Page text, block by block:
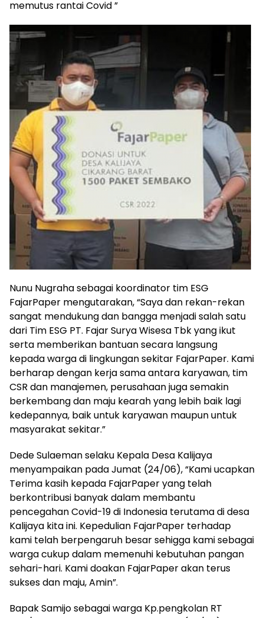
memutus rantai Covid ”
Nunu Nugraha sebagai koordinator tim ESG
FajarPaper mengutarakan, “Saya dan rekan-rekan
sangat mendukung dan bangga menjadi salah satu
dari Tim ESG PT. Fajar Surya Wisesa Tbk yang ikut
serta memberikan bantuan secara langsung
kepada warga di lingkungan sekitar FajarPaper. Kami
berharap dengan kerja sama antara karyawan, tim
CSR dan manajemen, perusahaan juga semakin
berkembang dan maju kearah yang lebih baik lagi
kedepannya, baik untuk karyawan maupun untuk
masyarakat sekitar.”
Dede Sulaeman selaku Kepala Desa Kalijaya
menyampaikan pada Jumat (24/06), “Kami ucapkan
Terima kasih kepada FajarPaper yang telah
berkontribusi banyak dalam membantu
pencegahan Covid-19 di Indonesia terutama di desa
Kalijaya kita ini. Kepedulian FajarPaper terhadap
kami telah berpengaruh besar sehigga kami sebagai
warga cukup dalam memenuhi kebutuhan pangan
sehari-hari. Kami doakan FajarPaper akan terus
sukses dan maju, Amin”.
Bapak Samijo sebagai warga Kp.pengkolan RT